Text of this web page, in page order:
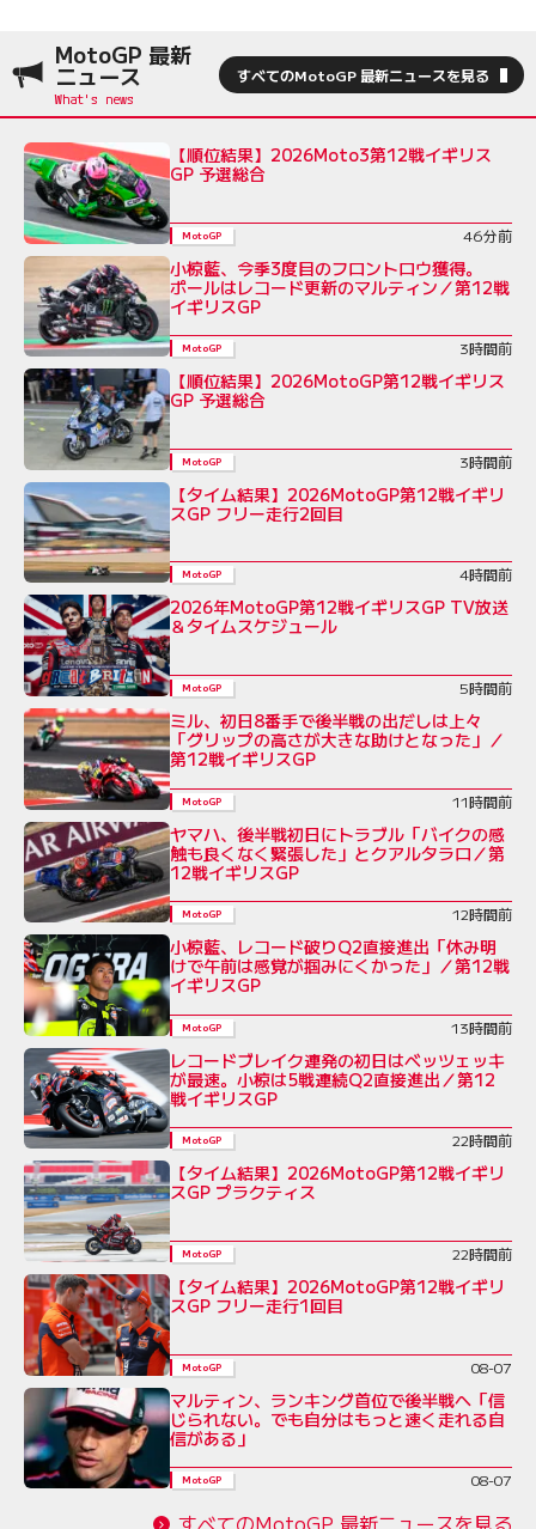
MotoGP 最新
ニュース すべてのMotoGP 最新ニュースを見る
【順位結果】2026Moto3第12戦イギリス
GP 予選総合
MotoGP 46分前
小椋藍、今季3度目のフロントロウ獲得。
ポールはレコード更新のマルティン／第12戦
イギリスGP
MotoGP 3時間前
【順位結果】2026MotoGP第12戦イギリス
GP 予選総合
MotoGP 3時間前
【タイム結果】2026MotoGP第12戦イギリ
スGP フリー走行2回目
MotoGP 4時間前
2026年MotoGP第12戦イギリスGP TV放送
＆タイムスケジュール
MotoGP 5時間前
ミル、初日8番手で後半戦の出だしは上々
「グリップの高さが大きな助けとなった」／
第12戦イギリスGP
MotoGP 11時間前
ヤマハ、後半戦初日にトラブル「バイクの感
触も良くなく緊張した」とクアルタラロ／第
12戦イギリスGP
MotoGP 12時間前
小椋藍、レコード破りQ2直接進出「休み明
けで午前は感覚が掴みにくかった」／第12戦
イギリスGP
MotoGP 13時間前
レコードブレイク連発の初日はベッツェッキ
が最速。小椋は5戦連続Q2直接進出／第12
戦イギリスGP
MotoGP 22時間前
【タイム結果】2026MotoGP第12戦イギリ
スGP プラクティス
MotoGP 22時間前
【タイム結果】2026MotoGP第12戦イギリ
スGP フリー走行1回目
MotoGP 08-07
マルティン、ランキング首位で後半戦へ「信
じられない。でも自分はもっと速く走れる自
信がある」
MotoGP 08-07
すべてのMotoGP 最新ニュースを見る